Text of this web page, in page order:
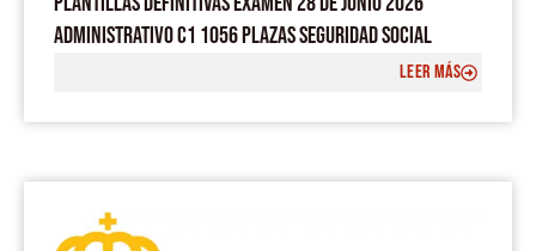
ADMINISTRATIVO C1 1056 PLAZAS SEGURIDAD SOCIAL
LEER MÁS